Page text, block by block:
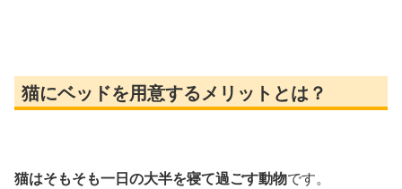
猫にベッドを用意するメリットとは？
猫はそもそも一日の大半を寝て過ごす動物です。